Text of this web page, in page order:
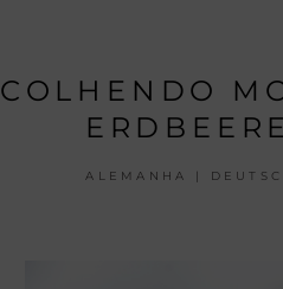
COLHENDO
ALEMANHA |